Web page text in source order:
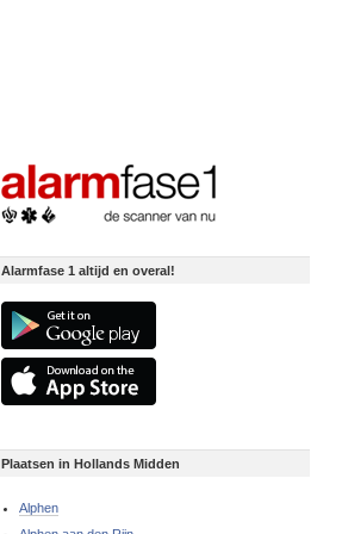
Alarmfase 1 altijd en overal!
Plaatsen in Hollands Midden
Alphen